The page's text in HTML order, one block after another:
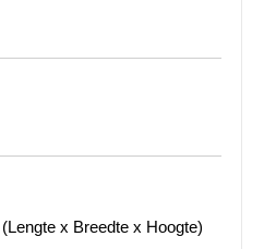
x Breedte x Hoogte)